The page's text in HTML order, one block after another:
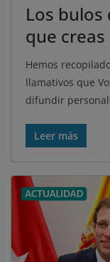
Los
que creas
Hemos
llamativos que
difundir
Leer más